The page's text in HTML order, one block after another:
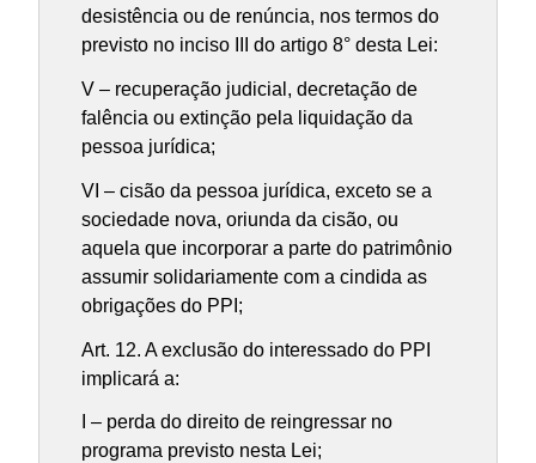
desistência ou de renúncia, nos termos do
previsto no inciso III do artigo 8° desta Lei:
V – recuperação judicial, decretação de
falência ou extinção pela liquidação da
pessoa jurídica;
VI – cisão da pessoa jurídica, exceto se a
sociedade nova, oriunda da cisão, ou
aquela que incorporar a parte do patrimônio
assumir solidariamente com a cindida as
obrigações do PPI;
Art. 12. A exclusão do interessado do PPI
implicará a:
I – perda do direito de reingressar no
programa previsto nesta Lei;